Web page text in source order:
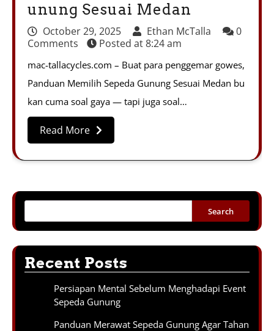
unung Sesuai Medan
October 29, 2025 Ethan McTalla
0
Comments
Posted at8:24 am
mac-tallacycles.com – Buat para penggemar gowes,
Panduan Memilih Sepeda Gunung Sesuai Medan bu
kan cuma soal gaya — tapi juga soal…
Read More
Search
Recent Posts
Persiapan Mental Sebelum Menghadapi Event
Sepeda Gunung
Panduan Merawat Sepeda Gunung Agar Tahan